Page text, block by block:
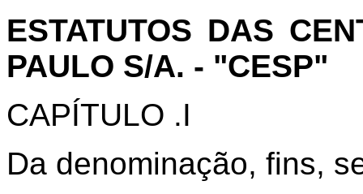
ESTATUTOS DAS
PAULO S/A. - "CESP"
CAPÍTULO .I
Da denominação, fins,